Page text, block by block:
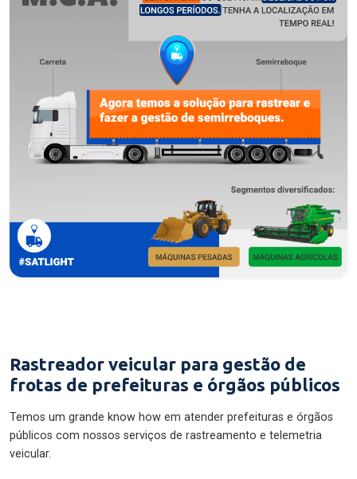
Rastreador veicular para gestão de
frotas de prefeituras e órgãos públicos
Temos um grande know how em atender prefeituras e órgãos
públicos com nossos serviços de rastreamento e telemetria
veicular.